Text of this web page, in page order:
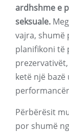
ardhshme e
seksuale.
vajra, shumë
planifikoni të
ketë një
Përbërësit
por shumë